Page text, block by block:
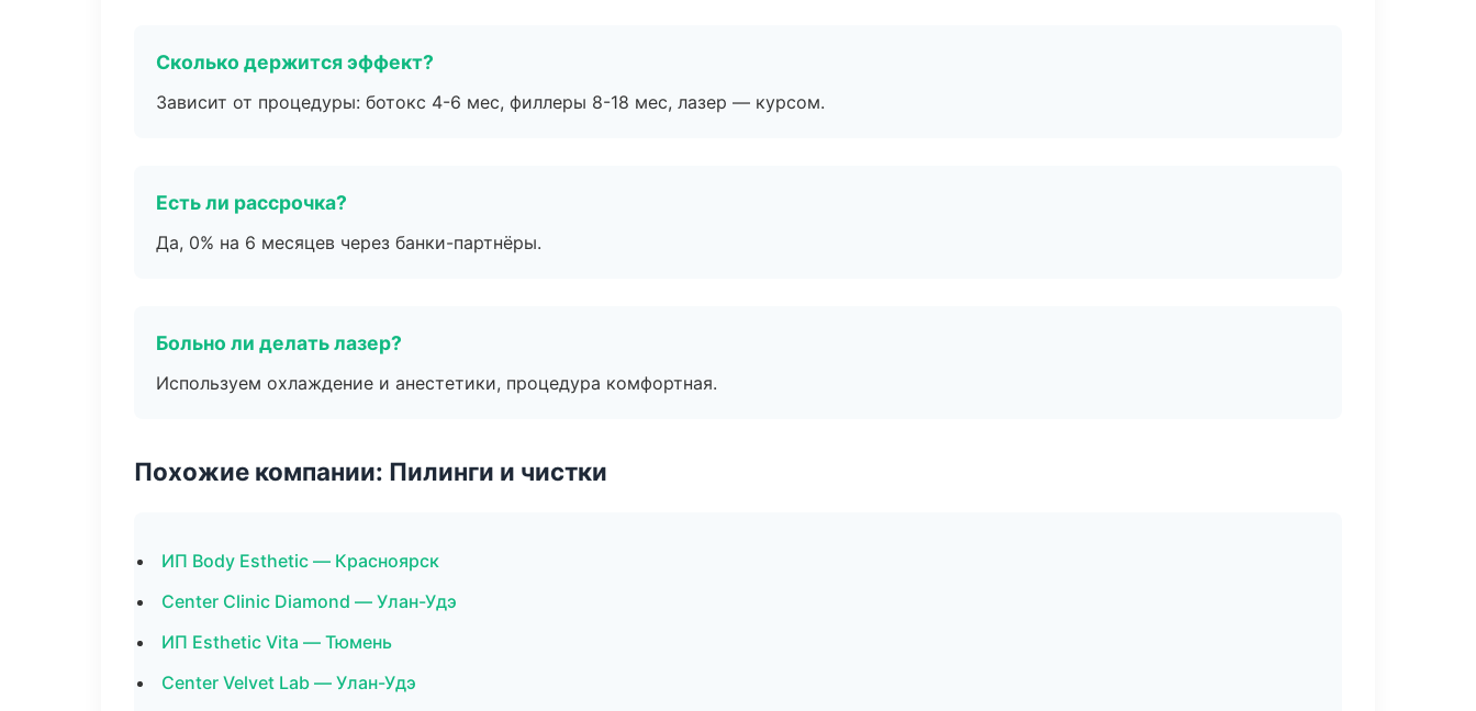
Сколько держится эффект?
Зависит от процедуры: ботокс 4-6 мес, филлеры 8-18 мес, лазер — курсом.
Есть ли рассрочка?
Да, 0% на 6 месяцев через банки-партнёры.
Больно ли делать лазер?
Используем охлаждение и анестетики, процедура комфортная.
Похожие компании: Пилинги и чистки
ИП Body Esthetic — Красноярск
Center Clinic Diamond — Улан-Удэ
ИП Esthetic Vita — Тюмень
Center Velvet Lab — Улан-Удэ